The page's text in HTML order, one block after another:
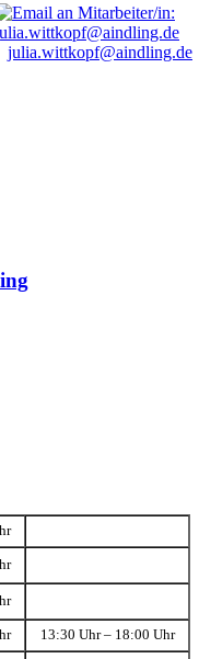
julia.wittkopf@aindling.de
13:30 Uhr – 18:00 Uhr